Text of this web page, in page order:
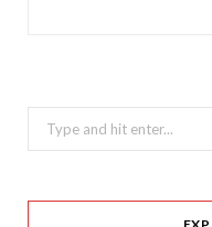
Search
for: